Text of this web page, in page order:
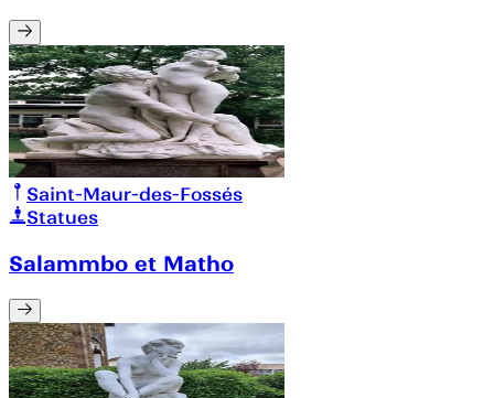
Saint-Maur-des-Fossés
Statues
Salammbo et Matho